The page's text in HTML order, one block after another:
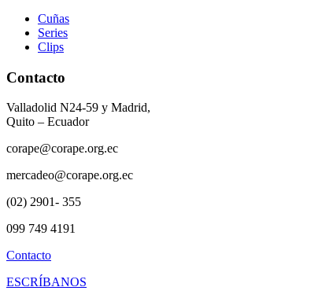
Cuñas
Series
Clips
Contacto
Valladolid N24-59 y Madrid,
Quito – Ecuador
corape@corape.org.ec
mercadeo@corape.org.ec
(02) 2901- 355
099 749 4191
Contacto
ESCRÍBANOS